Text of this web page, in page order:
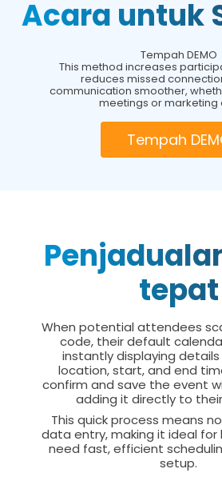
Acara untuk
Tempah DEMO
This method increases
reduces missed
communication smoother,
meetings or marketing
Tempah
tepat
When potential attendees
code, their default
instantly displaying
location, start, and end
confirm and save the event
adding it directly to
This quick process means
data entry, making it ideal for
need fast, efficient
setup.